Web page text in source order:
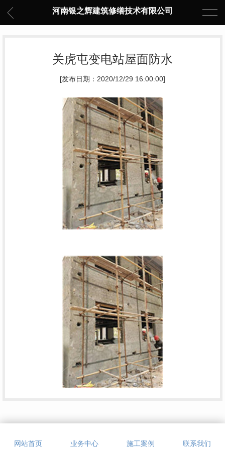
河南银之辉建筑修缮技术有限公司
关虎屯变电站屋面防水
[发布日期：2020/12/29 16:00:00]
网站首页 业务中心 施工案例 联系我们